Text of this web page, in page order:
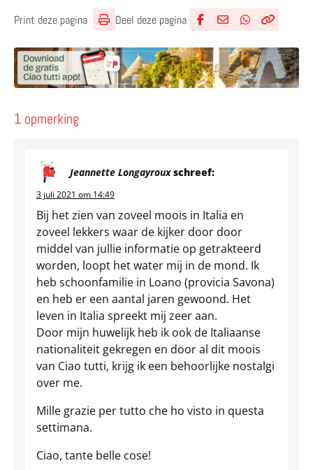
Print deze pagina Deel deze pagina
1 opmerking
Jeannette Longayroux schreef:
3 juli 2021 om 14:49
Bij het zien van zoveel moois in Italia en
zoveel lekkers waar de kijker door door
middel van jullie informatie op getrakteerd
worden, loopt het water mij in de mond. Ik
heb schoonfamilie in Loano (provicia Savona)
en heb er een aantal jaren gewoond. Het
leven in Italia spreekt mij zeer aan.
Door mijn huwelijk heb ik ook de Italiaanse
nationaliteit gekregen en door al dit moois
van Ciao tutti, krijg ik een behoorlijke nostalgi
over me.
Mille grazie per tutto che ho visto in questa
settimana.
Ciao, tante belle cose!